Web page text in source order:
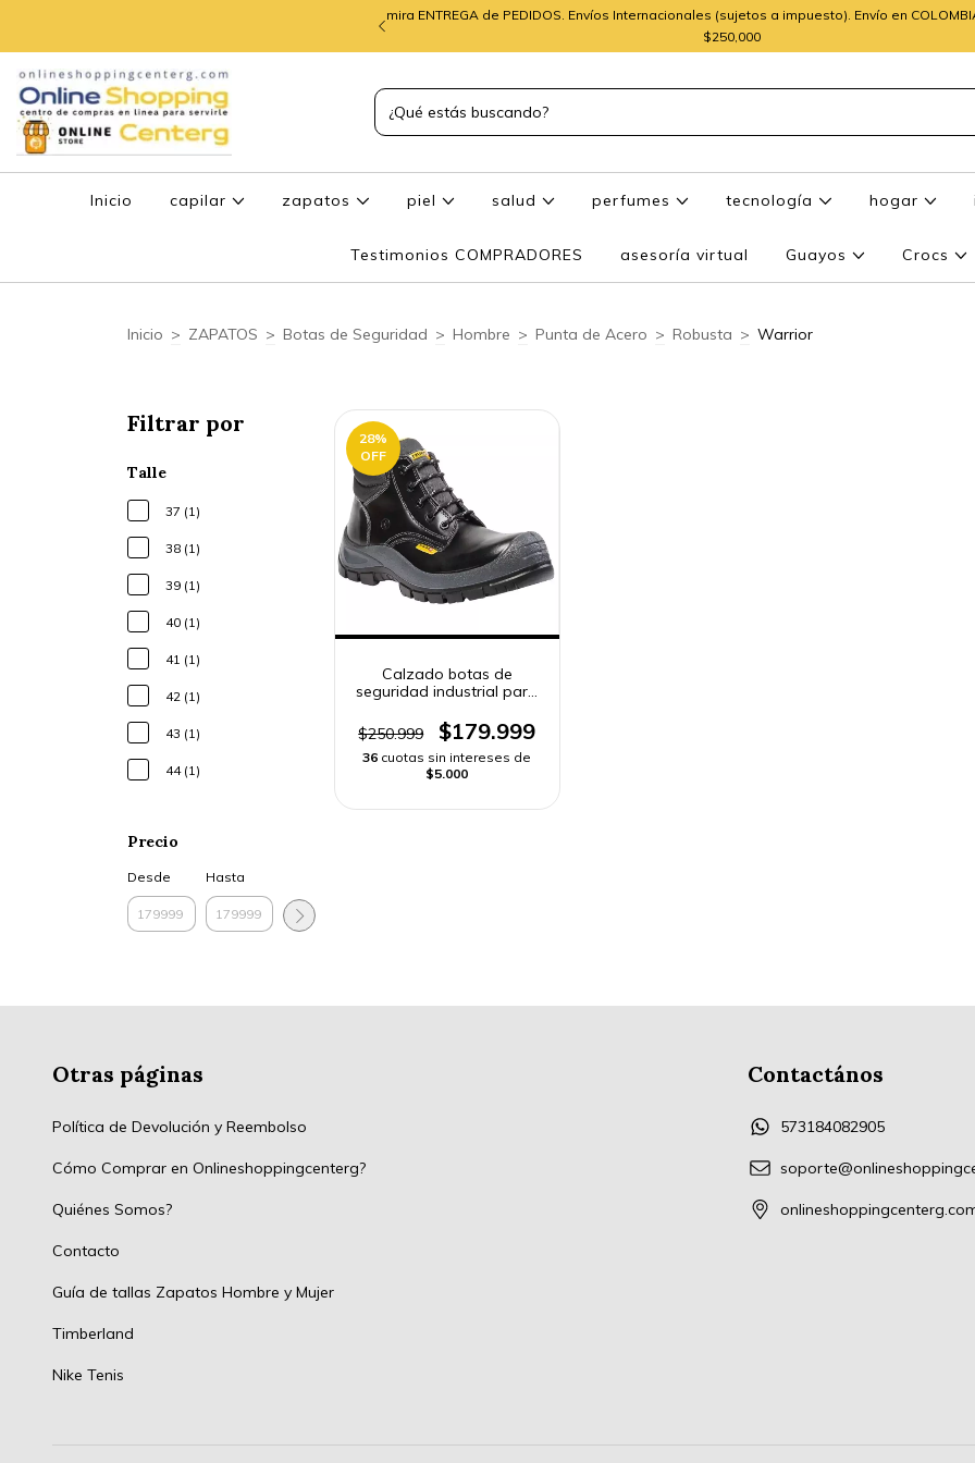
mira ENTREGA de PEDIDOS. Envíos Internacionales (sujetos a impuesto). Envío en
$250,000
Inicio capilar zapatos piel salud perfumes tecnología hogar
Testimonios COMPRADORES asesoría virtual Guayos Crocs
Inicio > ZAPATOS > Botas de Seguridad > Hombre > Punta de Acero > Robusta > Warrior
Filtrar por
Talle
37 (1)
38 (1)
39 (1)
40 (1)
41 (1)
42 (1)
43 (1)
44 (1)
Precio
Desde Hasta
28%
OFF
Calzado botas de
seguridad industrial para
$250.999
$179.999
36 cuotas sin intereses de
$5.000
Otras páginas
Política de Devolución y Reembolso
Cómo Comprar en Onlineshoppingcenterg?
Quiénes Somos?
Contacto
Guía de tallas Zapatos Hombre y Mujer
Timberland
Nike Tenis
Contactános
573184082905